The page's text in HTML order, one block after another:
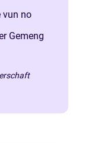
vun no
Gemeng